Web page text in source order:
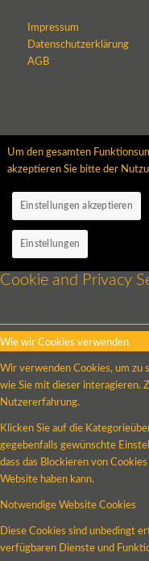
Impressum
Datenschutzerklärung
AGB
Um den gesamten
akzeptieren Sie bitte der
Einstellungen akzeptieren
Einstellungen
Cookie and Privacy
Wie wir Cookies verwenden
Wir verwenden Cookies, um zu
wie Sie mit dieser interagieren.
Nutzererfahrung.
Klicken Sie auf die
gegebenfalls gewünschte
dass das Blockieren von
Website haben kann.
Notwendige Website Cookies
Diese Cookies sind unbedingt
verfügbaren Dienste und